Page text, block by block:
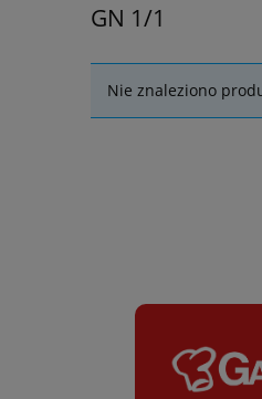
GN 1/1
Nie znaleziono